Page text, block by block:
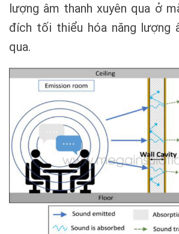
lượng âm thanh xuyên qua ở
đích tối thiểu hóa năng lượng
qua.